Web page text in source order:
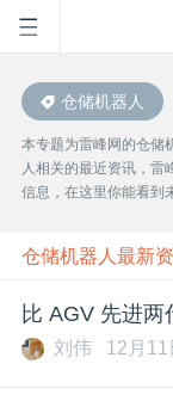
首
页
雷
峰
仓储机器人
本专题为雷峰网的仓储
人相关的最近资讯，雷
信息，在这里你能看到
仓储机器人最新
比 AGV 先进两
刘伟 12月11